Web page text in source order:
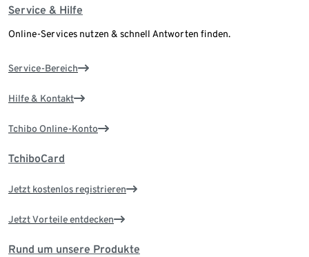
Service & Hilfe
Online-Services nutzen & schnell Antworten finden.
Service-Bereich
Hilfe & Kontakt
Tchibo Online-Konto
TchiboCard
Jetzt kostenlos registrieren
Jetzt Vorteile entdecken
Rund um unsere Produkte